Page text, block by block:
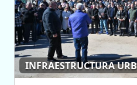
INFRAESTRUCTURA